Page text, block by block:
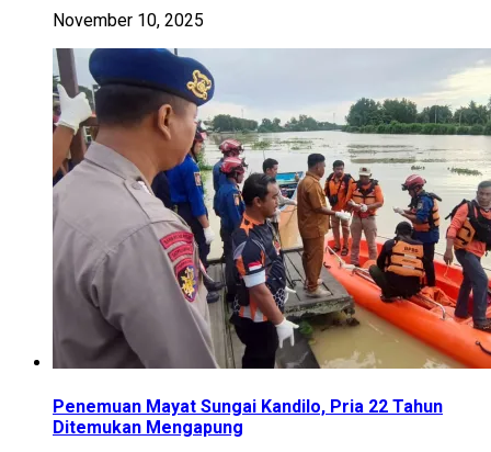
November 10, 2025
Penemuan Mayat Sungai Kandilo, Pria 22 Tahun
Ditemukan Mengapung